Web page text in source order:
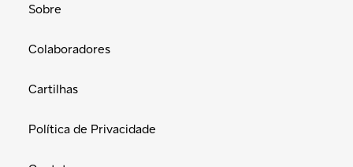
Sobre
Colaboradores
Cartilhas
Política de Privacidade